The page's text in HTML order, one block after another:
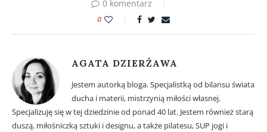
0 komentarz
0
AGATA DZIERŻAWA
Jestem autorką bloga. Specjalistką od bilansu świata
ducha i materii, mistrzynią miłości własnej.
Specjalizuję się w tej dziedzinie od ponad 40 lat. Jestem również starą
duszą, miłośniczką sztuki i designu, a także pilatesu, SUP jogi i